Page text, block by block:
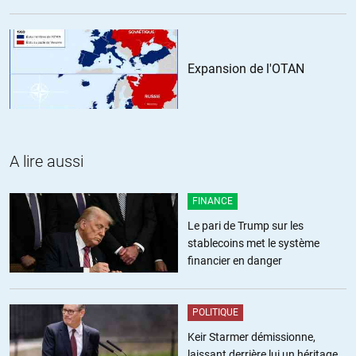
discours caricatural sans tenir pour autant le discours caricatural
inverse que vous lui prêtez
ALERTER
qui n’est qu’un parmi d’autre,mais à la stupide formule,bien
sophiste,islamisation de la radicalité…j’en ai entendu des
stupidités,mais celle là mérité un césar.Chez nous,on aime bien ces
formules creuses,soi disant « profondes »,et qui ne sont qu’un jeu de
mots ou de maux comme on voudra,délétère…que les bobos vont de
ci de là,en la répétant à l’envi.Parce que j’attaire l’attention des
thuriféraires de Roy(and co) que cette formule magique pourrait tout
aussi bien s’appliquer aux nazis,aux khmers rouges,aux
pinochetistes et j’en passe.Sous les paves la plage,soyons réalistes
Expansion de l'OTAN
A lire aussi
FINANCE
Le pari de Trump sur les
stablecoins met le système
financier en danger
POLITIQUE
Keir Starmer démissionne,